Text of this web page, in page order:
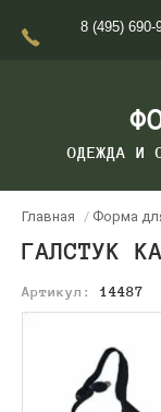
8 (495) 690-
ОДЕЖДА И
Главная / Форма
ГАЛСТУК
Артикул: 14487